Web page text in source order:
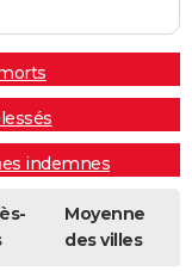
indemnes
Moyenne
des villes